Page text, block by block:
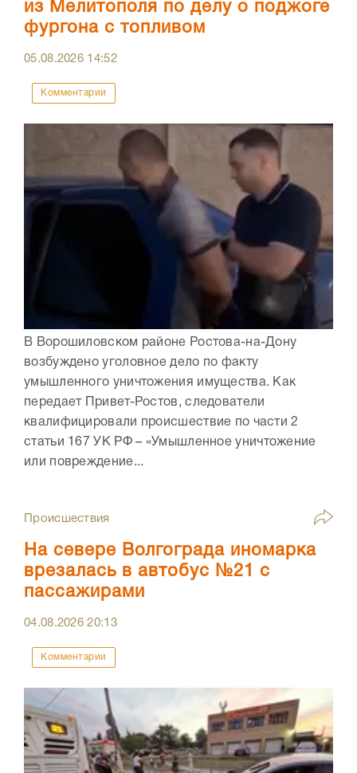
из Мелитополя по делу о поджоге
фургона с топливом
05.08.2026 14:52
Комментарии
В Ворошиловском районе Ростова-на-Дону
возбуждено уголовное дело по факту
умышленного уничтожения имущества. Как
передает Привет-Ростов, следователи
квалифицировали происшествие по части 2
статьи 167 УК РФ – «Умышленное уничтожение
или повреждение...
Происшествия
На севере Волгограда иномарка
врезалась в автобус №21 с
пассажирами
04.08.202620:13
Комментарии